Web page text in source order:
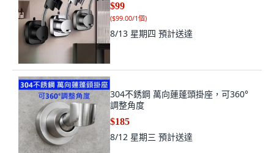
$99
($99.00/1個)
8/13 星期四 預計送達
304不銹鋼 萬向蓮蓬頭掛座，可360°
調整角度
$185
8/12 星期三 預計送達